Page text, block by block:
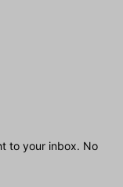
to your inbox. No